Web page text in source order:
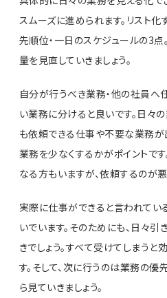
スムーズに進められます。リスト
先順位・一日のスケジュールの3
量を見直していきましょう。
自分が行うべき業務・他の社員へ
い業務に分けると良いです。日々
も依頼できる仕事や不要な業務が
業務を少なくするかがポイントで
なる方もいますが、依頼するのが
実際に仕事ができると言われてい
いでいます。そのためにも、日々
きでしょう。すべて受けてしまう
す。そして、次に行うのは業務の優
ら見ていきましょう。